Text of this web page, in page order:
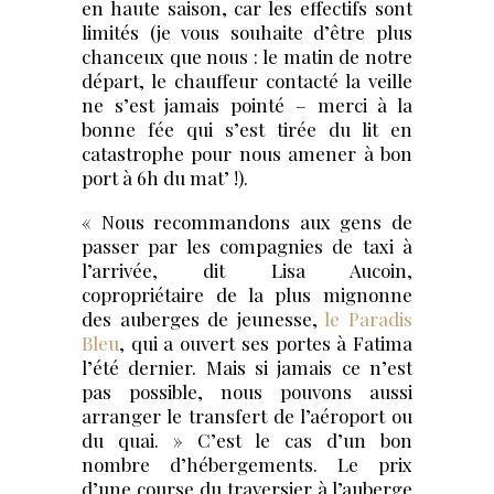
en haute saison, car les effectifs sont
limités (je vous souhaite d’être plus
chanceux que nous : le matin de notre
départ, le chauffeur contacté la veille
ne s’est jamais pointé – merci à la
bonne fée qui s’est tirée du lit en
catastrophe pour nous amener à bon
port à 6h du mat’ !).
« Nous recommandons aux gens de
passer par les compagnies de taxi à
l’arrivée, dit Lisa Aucoin,
copropriétaire de la plus mignonne
des auberges de jeunesse, le Paradis
Bleu, qui a ouvert ses portes à Fatima
l’été dernier. Mais si jamais ce n’est
pas possible, nous pouvons aussi
arranger le transfert de l’aéroport ou
du quai. » C’est le cas d’un bon
nombre d’hébergements. Le prix
d’une course du traversier à l’auberge